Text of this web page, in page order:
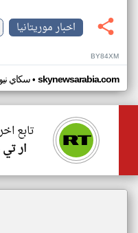
اخبار موريتانيا
BY84XM
سكاي• skynewsarabia.com
تابع
ار